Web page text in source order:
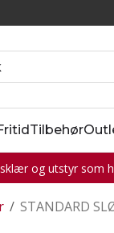
Tilbehør
og utstyr som
/ STANDARD